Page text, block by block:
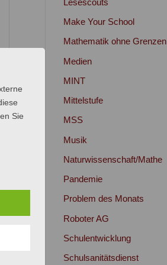
Make Your School
Mathematik ohne Grenzen
Medien
MINT
Mittelstufe
MSS
Musik
Naturwissenschaft/Mathe
Pandemie
Problem des Monats
Roboter AG
Schulentwicklung
Schulsanitätsdienst
Sie